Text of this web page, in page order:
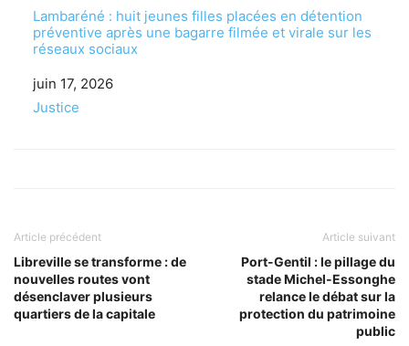
Lambaréné : huit jeunes filles placées en détention
préventive après une bagarre filmée et virale sur les
réseaux sociaux
Date
juin 17, 2026
Par rapport à
Justice
Article précédent
Libreville se transforme : de
nouvelles routes vont
désenclaver plusieurs
quartiers de la capitale
Article suivant
Port-Gentil : le pillage du
stade Michel-Essonghe
relance le débat sur la
protection du patrimoine
public